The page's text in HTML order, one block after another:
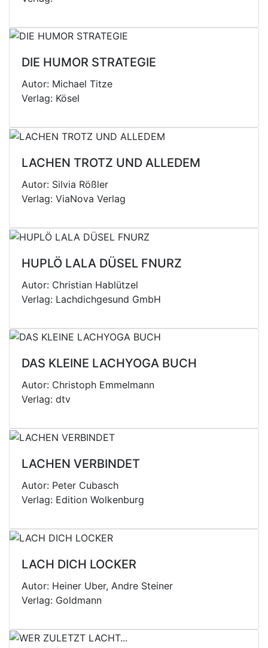
DIE HUMOR STRATEGIE
Autor: Michael Titze
Verlag: Kösel
LACHEN TROTZ UND ALLEDEM
Autor: Silvia Rößler
Verlag: ViaNova Verlag
HUPLÖ LALA DÜSEL FNURZ
Autor: Christian Hablützel
Verlag: Lachdichgesund GmbH
DAS KLEINE LACHYOGA BUCH
Autor: Christoph Emmelmann
Verlag: dtv
LACHEN VERBINDET
Autor: Peter Cubasch
Verlag: Edition Wolkenburg
LACH DICH LOCKER
Autor: Heiner Uber, Andre Steiner
Verlag: Goldmann